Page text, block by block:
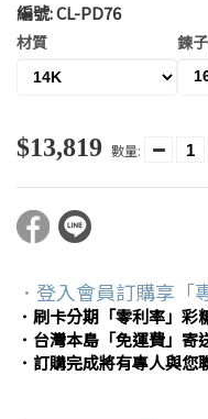
編號:CL-PD76
材質 鍊
$13,819 數量:
．登入會員訂購享「
．刷卡分期「零利率」彩
．台灣本島「免運費」寄
．訂購完成將有專人與您